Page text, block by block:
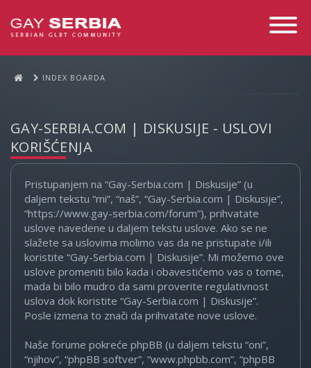
Toggle
INDEX BOARDA
GAY-SERBIA.COM | DISKUSIJE - USLOVI
KORIŠĆENJA
Pristupanjem na “Gay-Serbia.com | Diskusije” (u
daljem tekstu “mi”, “naš”, “Gay-Serbia.com | Diskusije”,
“https://www.gay-serbia.com/forum”), prihvatate
uslove navedene u daljem tekstu uslove. Ako se ne
slažete sa uslovima molimo vas da ne pristupate i/ili
koristite “Gay-Serbia.com | Diskusije”. Mi možemo ove
uslove promeniti bilo kada i obavestićemo vas o tome,
mada bi bilo mudro da sami proverite regulativnost
uslova dok koristite “Gay-Serbia.com | Diskusije”.
Posle izmena to znači da prihvatate nove uslove.
Naše forume pokreće phpBB (u daljem tekstu “oni”,
“njihov”, “phpBB softver”, “www.phpbb.com”, “phpBB